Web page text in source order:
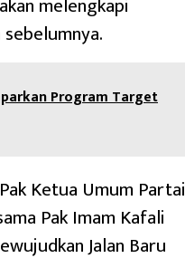
Program Target
Ketua Umum Partai
Pak Imam Kafali
Jalan Baru